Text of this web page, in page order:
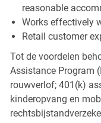
reasonable
Works effectively
Retail customer
Tot de voordelen
Assistance Program
rouwverlof; 401(k)
kinderopvang en